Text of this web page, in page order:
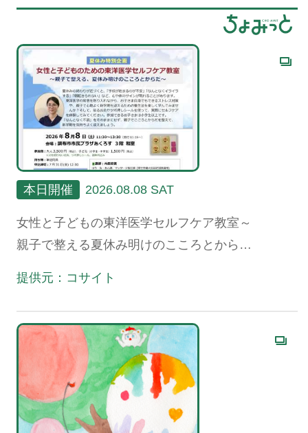
本日開催 2026.08.08 SAT
女性と子どもの東洋医学セルフケア教室～
親子で整える夏休み明けのこころとからだ
提供元：コサイト